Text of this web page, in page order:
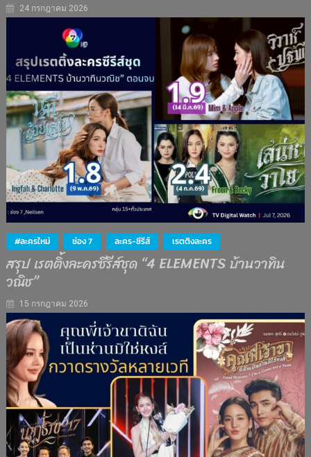
24 กรกฎาคม 2026
#ละครใหม่ ช่อง 7 ละคร-ซีรีส์ เรตติงละคร
สรุป เรตติ้งละครซีรีส์ชุด “4 ELEMENTS บ้านวาทิน
วณิช”
15 กรกฎาคม 2026